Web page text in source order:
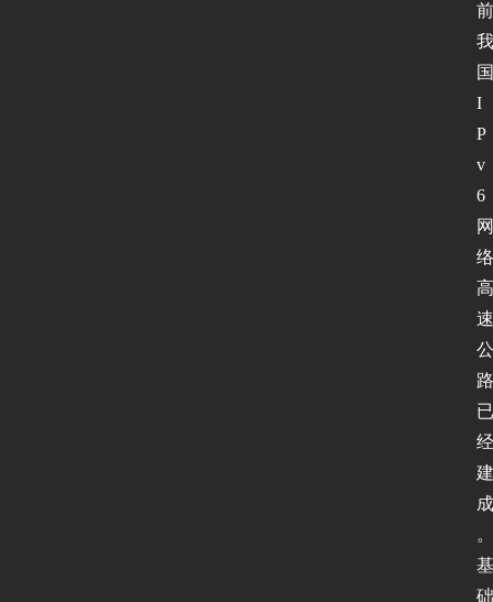
前
我
国
I
P
v
6
网
络
高
速
公
路
已
经
建
成
。
基
础